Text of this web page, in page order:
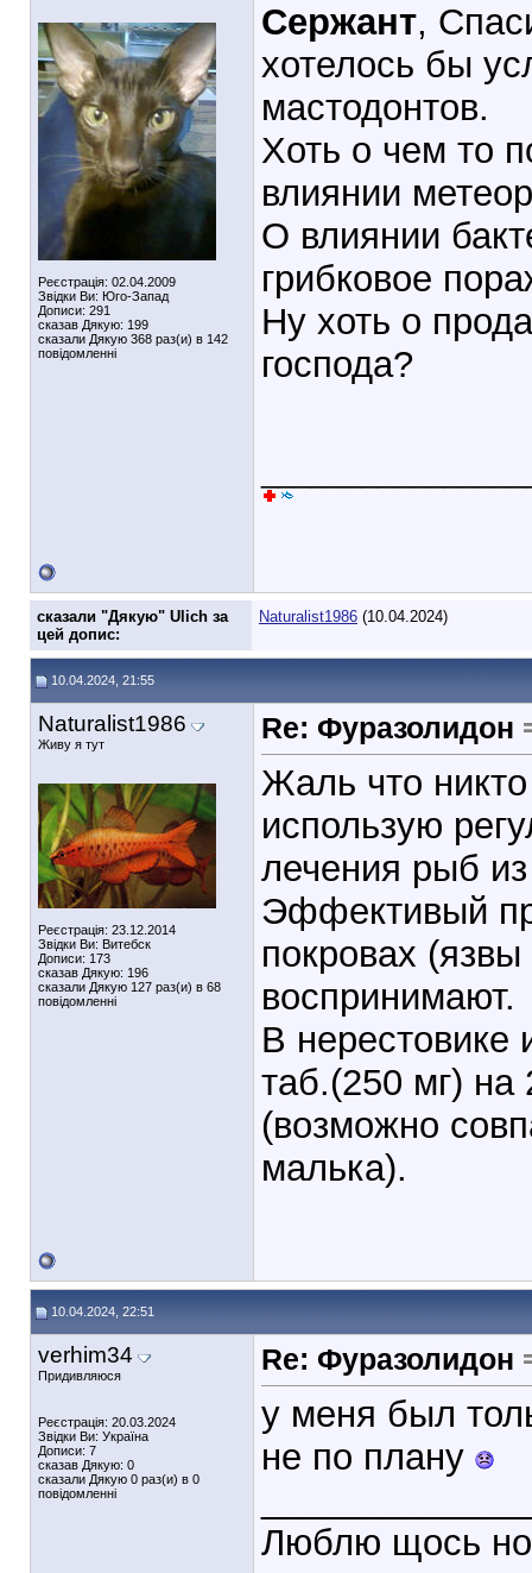
Реєстрація: 02.04.2009
Звідки Ви: Юго-Запад
Дописи: 291
сказав Дякую: 199
сказали Дякую 368 раз(и) в 142
повідомленні
Сержант,
хотелось бы
мастодонтов.
Хоть о чем то
влиянии
О влиянии
грибковое
Ну хоть о
господа?
cказали "Дякую" Ulich за
цей допис:
Naturalist1986 (10.04.2024)
10.04.2024, 21:55
Naturalist1986
Живу я тут
Реєстрація: 23.12.2014
Звідки Ви: Витебск
Дописи: 173
сказав Дякую: 196
сказали Дякую 127 раз(и) в 68
повідомленні
Re: Фуразолидон
Жаль что
использую
лечения рыб
Эффективый
покровах
воспринимают.
В нерестовике
таб.(250 мг) на
(возможно
малька).
10.04.2024, 22:51
verhim34
Придивляюся
Реєстрація: 20.03.2024
Звідки Ви: Україна
Дописи: 7
сказав Дякую: 0
сказали Дякую 0 раз(и) в 0
повідомленні
Re: Фуразолидон
у меня был
не по плану
Люблю щось